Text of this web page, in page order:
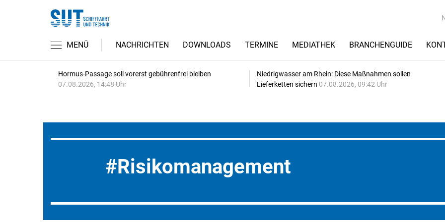
MENÜ NACHRICHTEN DOWNLOADS TERMINE MEDIATHEK BRANCHENGUIDE
Hormus-Passage soll vorerst gebührenfrei bleiben
07.08.2026, 14:48 Uhr
Niedrigwasser am Rhein: Diese Maßnahmen sollen
Lieferketten sichern 07.08.2026, 09:42 Uhr
Risikomanagement